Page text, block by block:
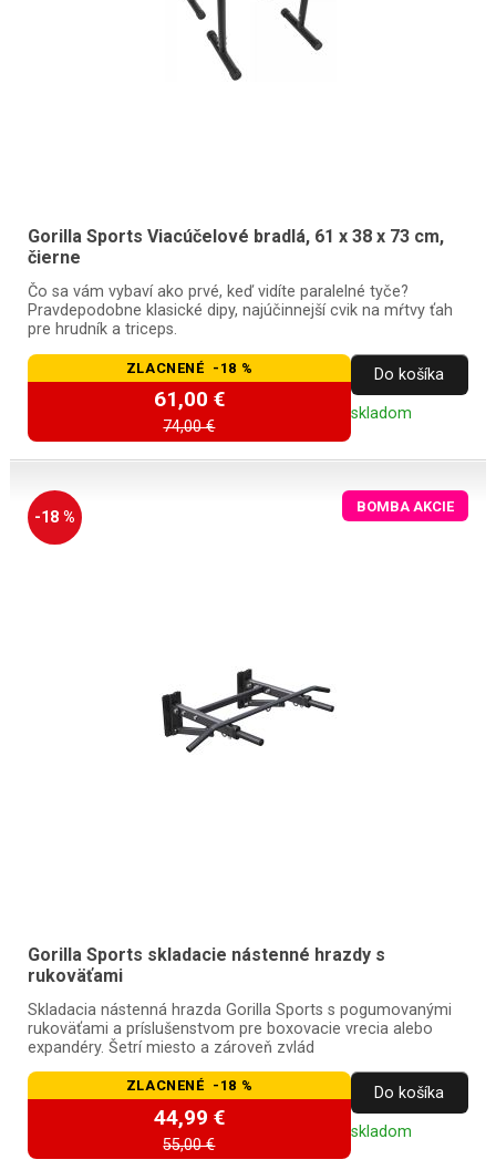
Gorilla Sports Viacúčelové bradlá, 61 x 38 x 73 cm,
čierne
Čo sa vám vybaví ako prvé, keď vidíte paralelné tyče?
Pravdepodobne klasické dipy, najúčinnejší cvik na mŕtvy ťah
pre hrudník a triceps.
ZLACNENÉ -18 %
61,00 €
74,00 €
Do košíka
skladom
-18 %
BOMBA AKCIE
Gorilla Sports skladacie nástenné hrazdy s
rukoväťami
Skladacia nástenná hrazda Gorilla Sports s pogumovanými
rukoväťami a príslušenstvom pre boxovacie vrecia alebo
expandéry. Šetrí miesto a zároveň zvlád
ZLACNENÉ -18 %
44,99 €
55,00 €
Do košíka
skladom